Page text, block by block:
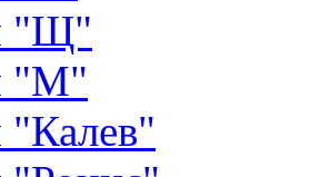
"Щ"
"М"